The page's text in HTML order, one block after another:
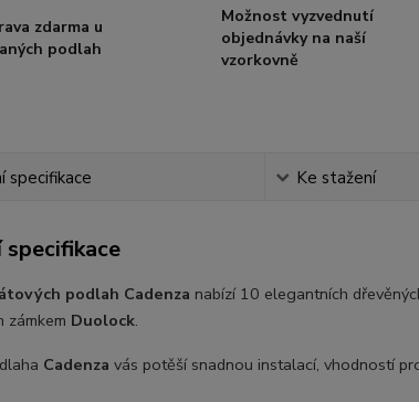
zdarma u
podlah
Možnost vyzvednutí
objednávky na naší
vzorkovně
specifikace Ke stažení
podlah Cadenza nabízí 10 elegantních
zámkem Duolock.
Cadenza vás potěší snadnou instalací, vhodností